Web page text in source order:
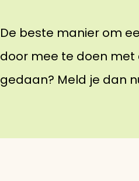
De beste manier om
door mee te doen met
gedaan? Meld je dan